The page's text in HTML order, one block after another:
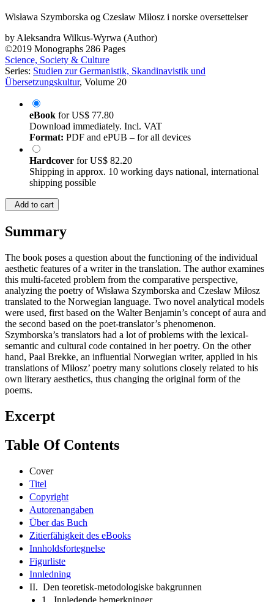
Wisława Szymborska og Czesław Miłosz i norske oversettelser
byAleksandra Wilkus-Wyrwa (Author)
©2019 Monographs 286 Pages
Science, Society & Culture
Series: Studien zur Germanistik, Skandinavistik und
Übersetzungskultur, Volume 20
eBook forUS$ 77.80
Download immediately. Incl. VAT
Format: PDF and ePUB – for all devices
Hardcover forUS$ 82.20
Shipping in approx. 10 working days national, international
shipping possible
Add to cart
Summary
The book poses a question about the functioning of the individual
aesthetic features of a writer in the translation. The author examines
this multi-faceted problem from the comparative perspective,
analyzing the poetry of Wisława Szymborska and Czesław Miłosz
translated to the Norwegian language. Two novel analytical models
were used, first based on the Walter Benjamin’s concept of aura and
the second based on the poet-translator’s phenomenon.
Szymborska’s translators had a lot of problems with the lexical-
semantic and cultural code contained in her poetry. On the other
hand, Paal Brekke, an influential Norwegian writer, applied in his
translations of Miłosz’ poetry many solutions closely related to his
own literary aesthetics, thus changing the original form of the
poems.
Excerpt
Table Of Contents
Cover
Titel
Copyright
Autorenangaben
Über das Buch
Zitierfähigkeit des eBooks
Innholdsfortegnelse
Figurliste
Innledning
II. Den teoretisk-metodologiske bakgrunnen
1. Innledende bemerkninger